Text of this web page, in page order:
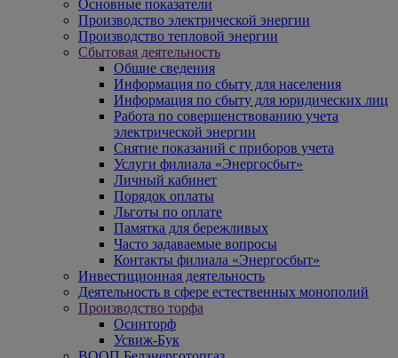
Основные показатели
Производство электрической энергии
Производство тепловой энергии
Сбытовая деятельность
Общие сведения
Информация по сбыту для населения
Информация по сбыту для юридических лиц
Работа по совершенствованию учета
электрической энергии
Снятие показаний с приборов учета
Услуги филиала «Энергосбыт»
Личный кабинет
Порядок оплаты
Льготы по оплате
Памятка для бережливых
Часто задаваемые вопросы
Контакты филиала «Энергосбыт»
Инвестиционная деятельность
Деятельность в сфере естественных монополий
Производство торфа
Осинторф
Усвиж-Бук